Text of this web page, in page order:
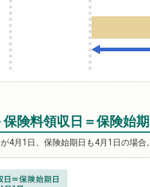
保険料領収日＝保険始期
4月1日、保険始期日も4月1日の場合。